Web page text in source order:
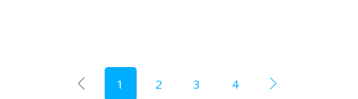
1 2 3 4